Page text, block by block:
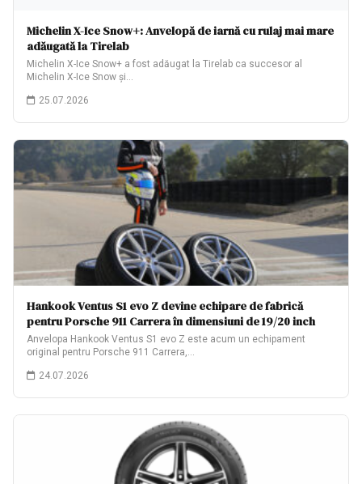
Michelin X-Ice Snow+: Anvelopă de iarnă cu rulaj mai mare
adăugată la Tirelab
Michelin X-Ice Snow+ a fost adăugat la Tirelab ca succesor al
Michelin X-Ice Snow și…
25.07.2026
Hankook Ventus S1 evo Z devine echipare de fabrică
pentru Porsche 911 Carrera în dimensiuni de 19/20 inch
Anvelopa Hankook Ventus S1 evo Z este acum un echipament
original pentru Porsche 911 Carrera,…
24.07.2026